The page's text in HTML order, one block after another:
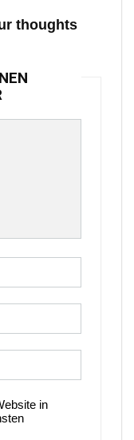
thoughts
in